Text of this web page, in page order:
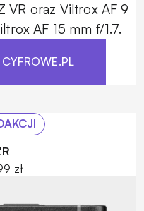
VR oraz Viltrox AF 9
AF 15 mm f/1.7.
zł